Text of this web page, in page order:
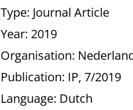
Type: Journal Article
Year: 2019
Organisation:
Publication: IP, 7/2019
Language: Dutch